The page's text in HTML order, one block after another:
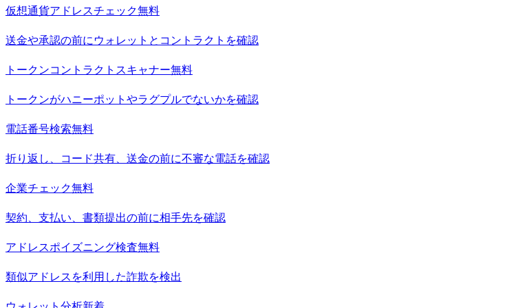
仮想通貨アドレスチェック無料
送金や承認の前にウォレットとコントラクトを確認
トークンコントラクトスキャナー無料
トークンがハニーポットやラグプルでないかを確認
電話番号検索無料
折り返し、コード共有、送金の前に不審な電話を確認
企業チェック無料
契約、支払い、書類提出の前に相手先を確認
アドレスポイズニング検査無料
類似アドレスを利用した詐欺を検出